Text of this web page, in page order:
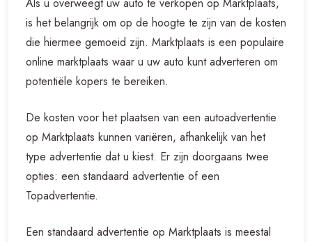
is het belangrijk om op de hoogte te zijn van de kosten
die hiermee gemoeid zijn. Marktplaats is een populaire
online marktplaats waar u uw auto kunt adverteren om
potentiële kopers te bereiken.
De kosten voor het plaatsen van een autoadvertentie
op Marktplaats kunnen variëren, afhankelijk van het
type advertentie dat u kiest. Er zijn doorgaans twee
opties: een standaard advertentie of een
Topadvertentie.
Een standaard advertentie op Marktplaats is meestal